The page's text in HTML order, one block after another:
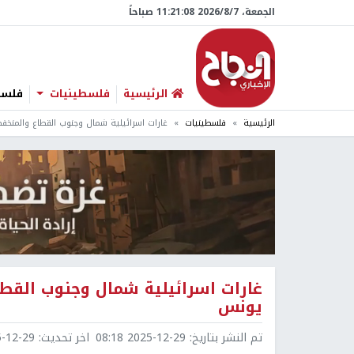
الجمعة، 7/‏8/‏2026 11:21:09 صباحاً
الرئيسية فلسطينيات
الرئيسية فلسطينيات غارات اسرائيلية شمال وجنوب القطاع
غارات اسرائيلية شمال وجنوب
يونس
تم النشر بتاريخ: 2025-12-29 08:18 اخر تحديث: 29 08:29